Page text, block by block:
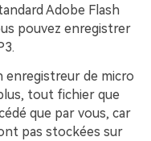
Adobe Flash
pouvez enregistrer
enregistreur de micro
tout fichier que
que par vous, car
pas stockées sur